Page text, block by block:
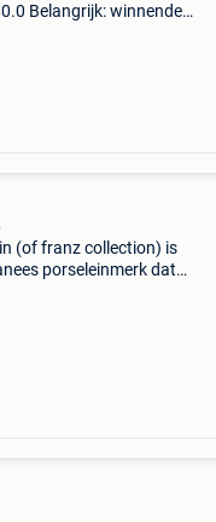
Belangrijk: winnende
(of franz collection) is
porseleinmerk dat